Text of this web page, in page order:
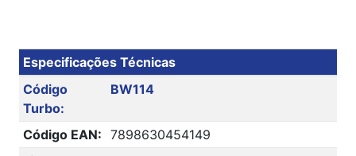
Especificações Técnicas
Código
Turbo:
BW114
Código EAN: 7898630454149